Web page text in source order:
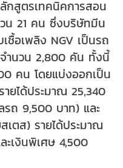
กสูตรเทคนิคการสอน
น 21 คน ซึ่งบริษัทมีน
เชื้อเพลิง NGV เป็นรถ
ำนวน 2,800 คัน ทั้งนี้
คน โดยแบ่งออกเป็น
ยได้ประมาณ 25,340
รถ 9,500 บาท) และ
เตส) รายได้ประมาณ
เงินพิเศษ 4,500